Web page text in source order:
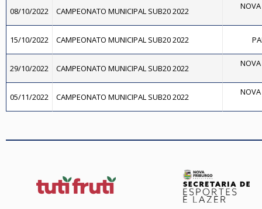
08/10/2022 CAMPEONATO MUNICIPAL SUB20 2022 NOVA
15/10/2022 CAMPEONATO MUNICIPAL SUB20 2022
29/10/2022 CAMPEONATO MUNICIPAL SUB20 2022 NOVA
05/11/2022 CAMPEONATO MUNICIPAL SUB20 2022 NOVA